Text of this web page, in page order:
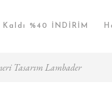
Kaldı %40 İNDİRİM
Tasarım Lambader